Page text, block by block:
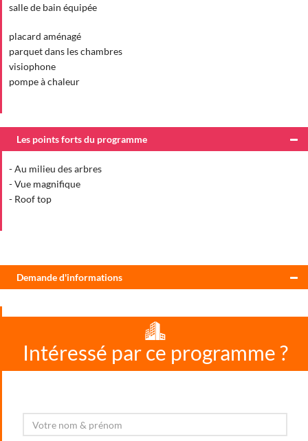
salle de bain équipée
placard aménagé
parquet dans les chambres
visiophone
pompe à chaleur
Les points forts du programme
- Au milieu des arbres
- Vue magnifique
- Roof top
Demande d'informations
Intéressé par ce programme ?